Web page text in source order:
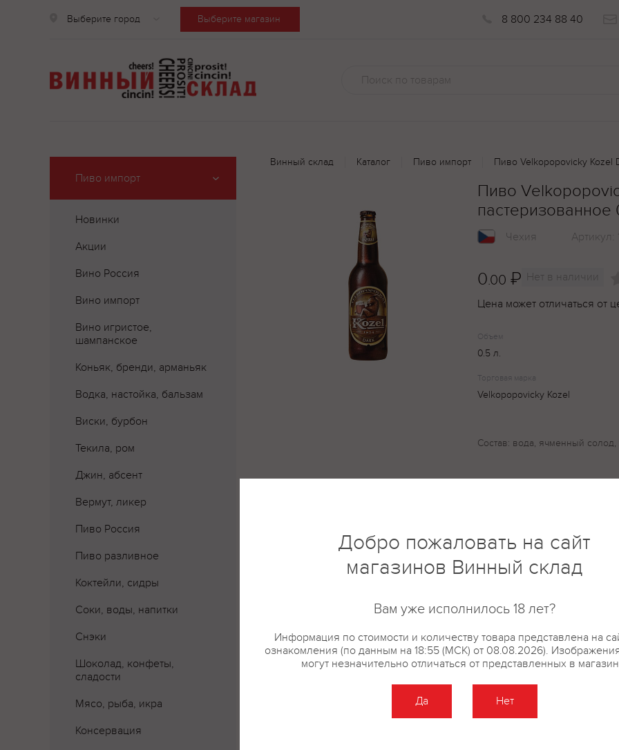
Выберите город Выберите магазин 8 800 234 88 40
Пиво импорт
Новинки
Акции
Вино Россия
Вино импорт
Вино игристое,
шампанское
Коньяк, бренди, арманьяк
Водка, настойка, бальзам
Виски, бурбон
Текила, ром
Джин, абсент
Вермут, ликер
Пиво Россия
Пиво разливное
Коктейли, сидры
Соки, воды, напитки
Снэки
Шоколад, конфеты,
сладости
Мясо, рыба, икра
Консервация
Винный склад Каталог Пиво импорт Пиво Velkopopovicky Kozel
Пиво
пастеризованное
Чехия Артикул:
0.00 ₽ Нет в наличии
Цена может отличаться от
Объем
0.5 л.
Торговая марка
Velkopopovicky Kozel
Состав: вода, ячменный солод,
Добро пожаловать на сайт
магазинов Винный склад
Вам уже исполнилось 18 лет?
Информация по стоимости и количеству товара представлена на
ознакомления (по данным на 18:55 (МСК) от 08.08.2026).
могут незначительно отличаться от представленных в
Да Нет